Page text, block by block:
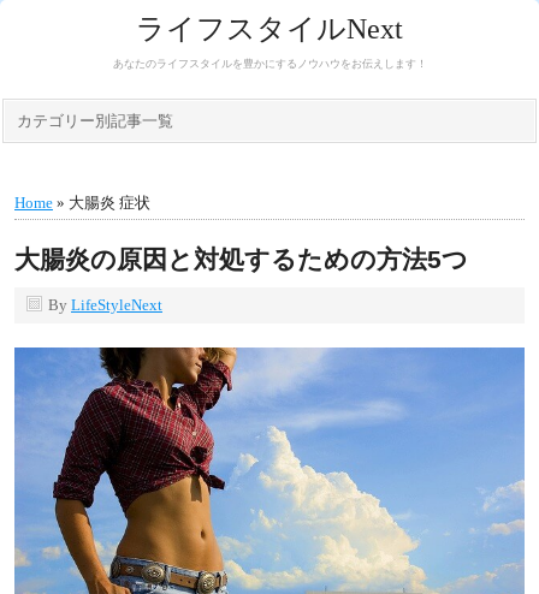
ライフスタイルNext
あなたのライフスタイルを豊かにするノウハウをお伝えします！
カテゴリー別記事一覧
Home » 大腸炎 症状
大腸炎の原因と対処するための方法5つ
By LifeStyleNext